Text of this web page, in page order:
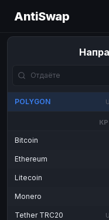
AntiSwap
POLYGON
Bitcoin
Ethereum
Litecoin
Monero
Tether TRC20